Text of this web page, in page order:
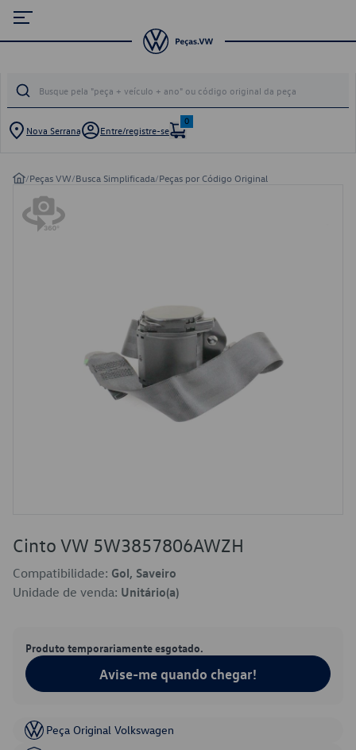
Nova Serrana Entre/registre-se
0
/Peças VW/Busca Simplificada/Peças por Código Original
Cinto VW 5W3857806AWZH
Compatibilidade: Gol, Saveiro
Unidade de venda: Unitário(a)
Produto temporariamente esgotado.
Avise-me quando chegar!
Peça Original Volkswagen